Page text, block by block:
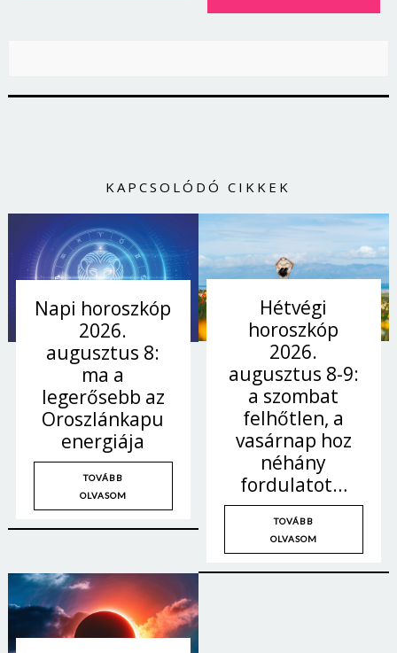
KAPCSOLÓDÓ CIKKEK
Napi horoszkóp
2026.
augusztus 8:
ma a
legerősebb az
Oroszlánkapu
energiája
TOVÁBB
OLVASOM
Hétvégi
horoszkóp
2026.
augusztus 8-9:
a szombat
felhőtlen, a
vasárnap hoz
néhány
fordulatot…
TOVÁBB
OLVASOM